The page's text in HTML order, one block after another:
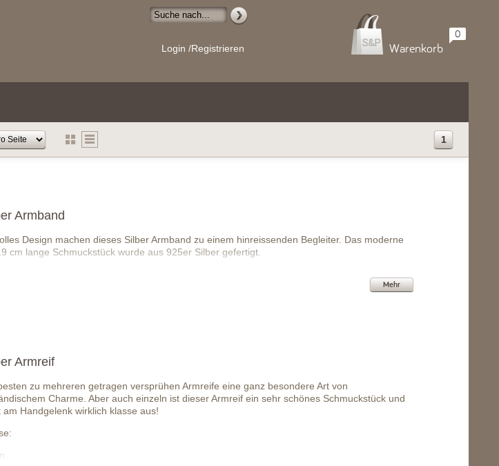
Login /Registrieren Warenkorb
0
1
Armband
Design machen dieses Silber Armband zu einem hinreissenden Begleiter. Das moderne
cm lange Schmuckstück wurde aus 925er Silber gefertigt.
Mehr
Armreif
zu mehreren getragen versprühen Armreife eine ganz besondere Art von
Charme. Aber auch einzeln ist dieser Armreif ein sehr schönes Schmuckstück und
am Handgelenk wirklich klasse aus!